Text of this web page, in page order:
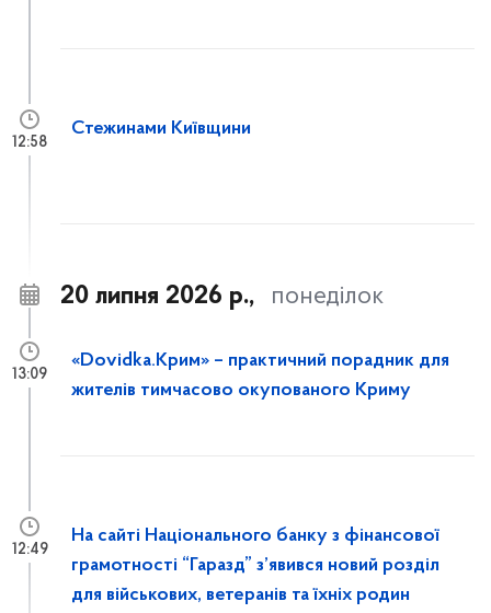
Стежинами Київщини
12:58
20 липня 2026 р., понеділок
«Dovidka.Крим» – практичний порадник для
жителів тимчасово окупованого Криму
13:09
На сайті Національного банку з фінансової
грамотності “Гаразд” з’явився новий розділ
для військових, ветеранів та їхніх родин
12:49